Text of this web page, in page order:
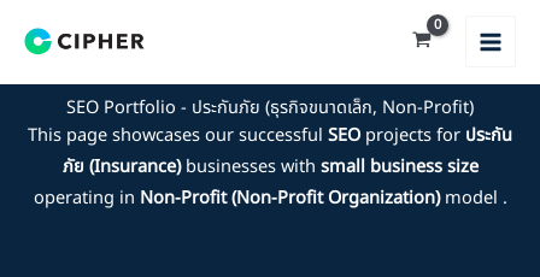
SEO Portfolio - ประกันภัย (ธุรกิจขนาดเล็ก, Non-Profit)
This page showcases our successful SEO projects for ประกัน
ภัย (Insurance)businesses with small business size
operating in Non-Profit (Non-Profit Organization)model .